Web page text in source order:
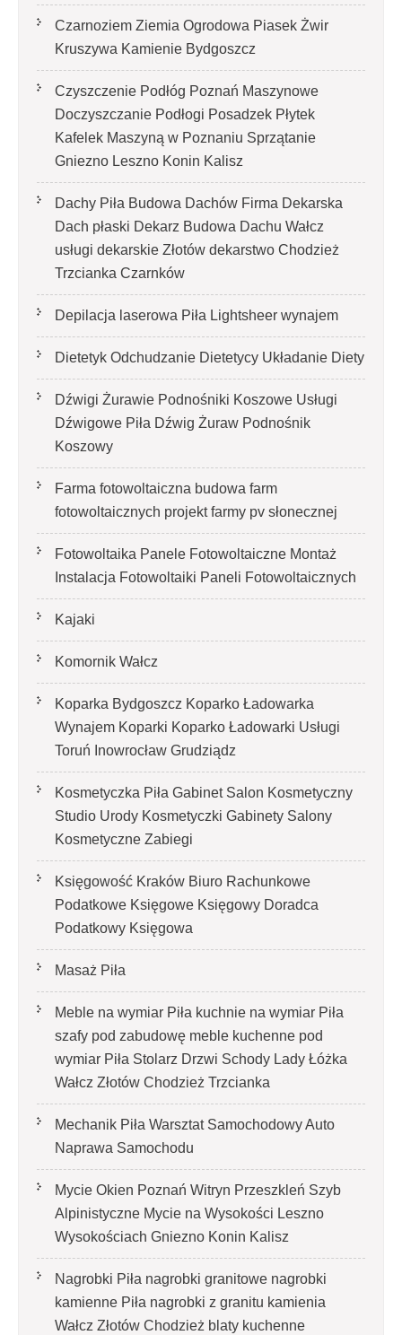
Czarnoziem Ziemia Ogrodowa Piasek Żwir
Kruszywa Kamienie Bydgoszcz
Czyszczenie Podłóg Poznań Maszynowe
Doczyszczanie Podłogi Posadzek Płytek
Kafelek Maszyną w Poznaniu Sprzątanie
Gniezno Leszno Konin Kalisz
Dachy Piła Budowa Dachów Firma Dekarska
Dach płaski Dekarz Budowa Dachu Wałcz
usługi dekarskie Złotów dekarstwo Chodzież
Trzcianka Czarnków
Depilacja laserowa Piła Lightsheer wynajem
Dietetyk Odchudzanie Dietetycy Układanie Diety
Dźwigi Żurawie Podnośniki Koszowe Usługi
Dźwigowe Piła Dźwig Żuraw Podnośnik
Koszowy
Farma fotowoltaiczna budowa farm
fotowoltaicznych projekt farmy pv słonecznej
Fotowoltaika Panele Fotowoltaiczne Montaż
Instalacja Fotowoltaiki Paneli Fotowoltaicznych
Kajaki
Komornik Wałcz
Koparka Bydgoszcz Koparko Ładowarka
Wynajem Koparki Koparko Ładowarki Usługi
Toruń Inowrocław Grudziądz
Kosmetyczka Piła Gabinet Salon Kosmetyczny
Studio Urody Kosmetyczki Gabinety Salony
Kosmetyczne Zabiegi
Księgowość Kraków Biuro Rachunkowe
Podatkowe Księgowe Księgowy Doradca
Podatkowy Księgowa
Masaż Piła
Meble na wymiar Piła kuchnie na wymiar Piła
szafy pod zabudowę meble kuchenne pod
wymiar Piła Stolarz Drzwi Schody Lady Łóżka
Wałcz Złotów Chodzież Trzcianka
Mechanik Piła Warsztat Samochodowy Auto
Naprawa Samochodu
Mycie Okien Poznań Witryn Przeszkleń Szyb
Alpinistyczne Mycie na Wysokości Leszno
Wysokościach Gniezno Konin Kalisz
Nagrobki Piła nagrobki granitowe nagrobki
kamienne Piła nagrobki z granitu kamienia
Wałcz Złotów Chodzież blaty kuchenne